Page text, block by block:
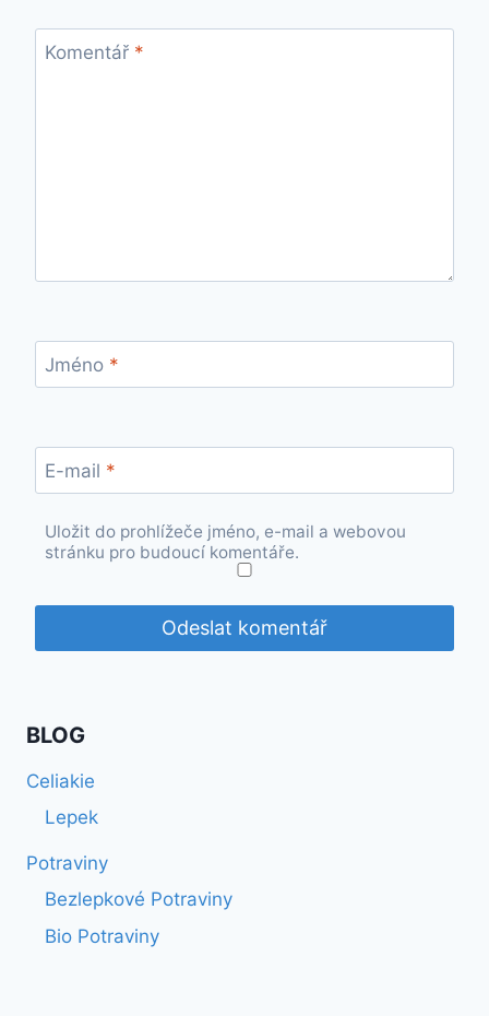
Komentář *
Jméno *
E-mail *
Uložit do prohlížeče jméno, e-mail a webovou
stránku pro budoucí komentáře.
BLOG
Celiakie
Lepek
Potraviny
Bezlepkové Potraviny
Bio Potraviny